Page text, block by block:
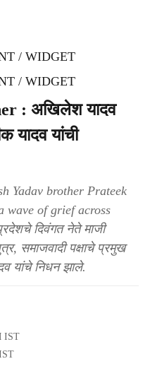
/ WIDGET
/ WIDGET
: अखिलेश यादव
यादव यांची
Yadav brother Prateek
wave of grief across
दिवंगत नेते माजी
समाजवादी पक्षाचे प्रमुख
यांचे निधन झाले.
IST